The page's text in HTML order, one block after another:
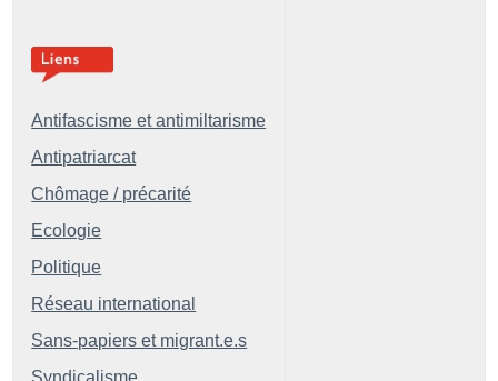
Antifascisme et antimiltarisme
Antipatriarcat
Chômage / précarité
Ecologie
Politique
Réseau international
Sans-papiers et migrant.e.s
Syndicalisme